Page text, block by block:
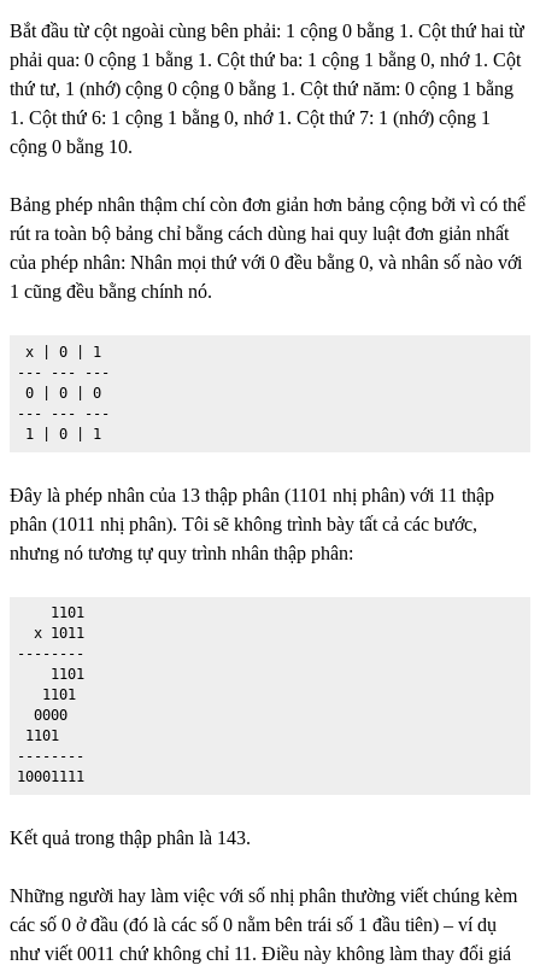
Bắt đầu từ cột ngoài cùng bên phải: 1 cộng 0 bằng 1. Cột thứ hai từ
phải qua: 0 cộng 1 bằng 1. Cột thứ ba: 1 cộng 1 bằng 0, nhớ 1. Cột
thứ tư, 1 (nhớ) cộng 0 cộng 0 bằng 1. Cột thứ năm: 0 cộng 1 bằng
1. Cột thứ 6: 1 cộng 1 bằng 0, nhớ 1. Cột thứ 7: 1 (nhớ) cộng 1
cộng 0 bằng 10.
Bảng phép nhân thậm chí còn đơn giản hơn bảng cộng bởi vì có thể
rút ra toàn bộ bảng chỉ bằng cách dùng hai quy luật đơn giản nhất
của phép nhân: Nhân mọi thứ với 0 đều bằng 0, và nhân số nào với
1 cũng đều bằng chính nó.
x | 0 | 1
--- --- ---
0 | 0 | 0
--- --- ---
1 | 0 | 1
Đây là phép nhân của 13 thập phân (1101 nhị phân) với 11 thập
phân (1011 nhị phân). Tôi sẽ không trình bày tất cả các bước,
nhưng nó tương tự quy trình nhân thập phân:
    1101
  x 1011
--------
    1101
   1101
  0000
1101
--------
10001111
Kết quả trong thập phân là 143.
Những người hay làm việc với số nhị phân thường viết chúng kèm
các số 0 ở đầu (đó là các số 0 nằm bên trái số 1 đầu tiên) – ví dụ
như viết 0011 chứ không chỉ 11. Điều này không làm thay đổi giá